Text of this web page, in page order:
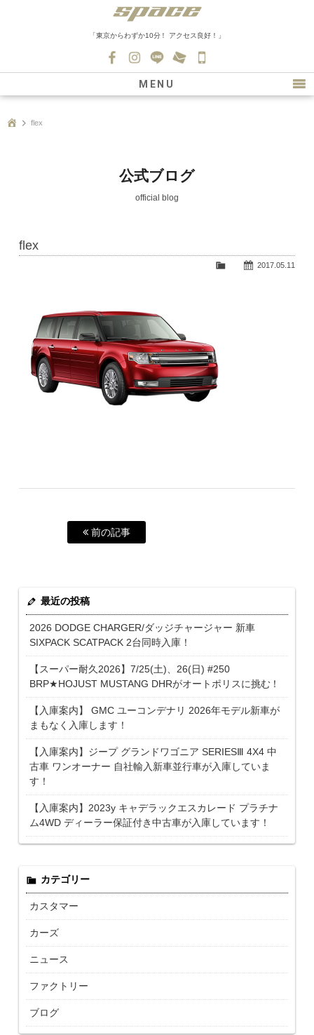
「東京からわずか10分！ アクセス良好！」
0139
MENU
新車情報
在庫車情報
flex
公式ブログ
official blog
flex
2017.05.11
前の記事
最近の投稿
2026 DODGE CHARGER/ダッジチャージャー 新車
SIXPACK SCATPACK 2台同時入庫！
【スーパー耐久2026】7/25(土)、26(日) #250
BRP★HOJUST MUSTANG DHRがオートポリスに挑む！
【入庫案内】 GMC ユーコンデナリ 2026年モデル新車が
まもなく入庫します！
【入庫案内】ジープ グランドワゴニア SERIESⅢ 4X4 中
古車 ワンオーナー 自社輸入新車並行車が入庫していま
す！
【入庫案内】2023y キャデラックエスカレード プラチナ
ム4WD ディーラー保証付き中古車が入庫しています！
カテゴリー
カスタマー
カーズ
ニュース
ファクトリー
ブログ